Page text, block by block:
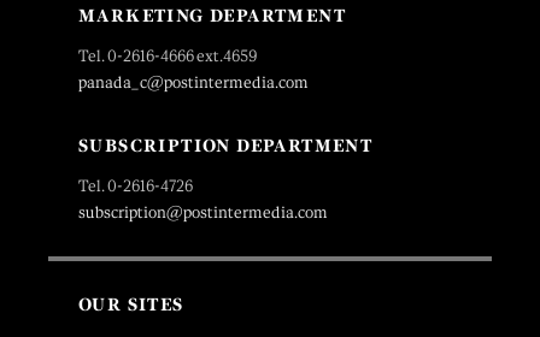
MARKETING DEPARTMENT
Tel. 0-2616-4666 ext.4659
panada_c@postintermedia.com
SUBSCRIPTION DEPARTMENT
Tel. 0-2616-4726
subscription@postintermedia.com
OUR SITES